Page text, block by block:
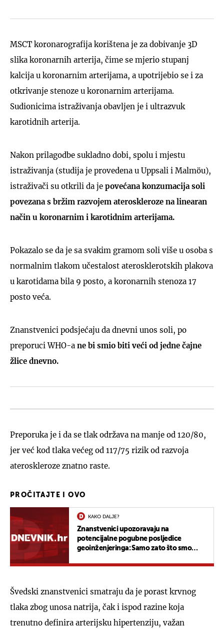
MSCT koronarografija korištena je za dobivanje 3D
slika koronarnih arterija, čime se mjerio stupanj
kalcija u koronarnim arterijama, a upotrijebio se i za
otkrivanje stenoze u koronarnim arterijama.
Sudionicima istraživanja obavljen je i ultrazvuk
karotidnih arterija.
Nakon prilagodbe sukladno dobi, spolu i mjestu
istraživanja (studija je provedena u Uppsali i Malmöu),
istraživači su otkrili da je povećana konzumacija soli
povezana s bržim razvojem ateroskleroze na linearan
način u koronarnim i karotidnim arterijama.
Pokazalo se da je sa svakim gramom soli više u osoba s
normalnim tlakom učestalost aterosklerotskih plakova
u karotidama bila 9 posto, a koronarnih stenoza 17
posto veća.
Znanstvenici podsjećaju da dnevni unos soli, po
preporuci WHO-a ne bi smio biti veći od jedne čajne
žlice dnevno.
Preporuka je i da se tlak održava na manje od 120/80,
jer već kod tlaka većeg od 117/75 rizik od razvoja
ateroskleroze znatno raste.
PROČITAJTE I OVO
KAKO DALJE?
Znanstvenici upozoravaju na
potencijalne pogubne posljedice
geoinženjeringa: Samo zato što smo
Švedski znanstvenici smatraju da je porast krvnog
tlaka zbog unosa natrija, čak i ispod razine koja
trenutno definira arterijsku hipertenziju, važan